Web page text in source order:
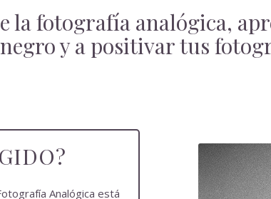
la fotografía analógica,
y a positivar tus
Analógica está